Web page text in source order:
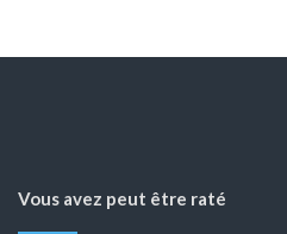
Vous avez peut être raté